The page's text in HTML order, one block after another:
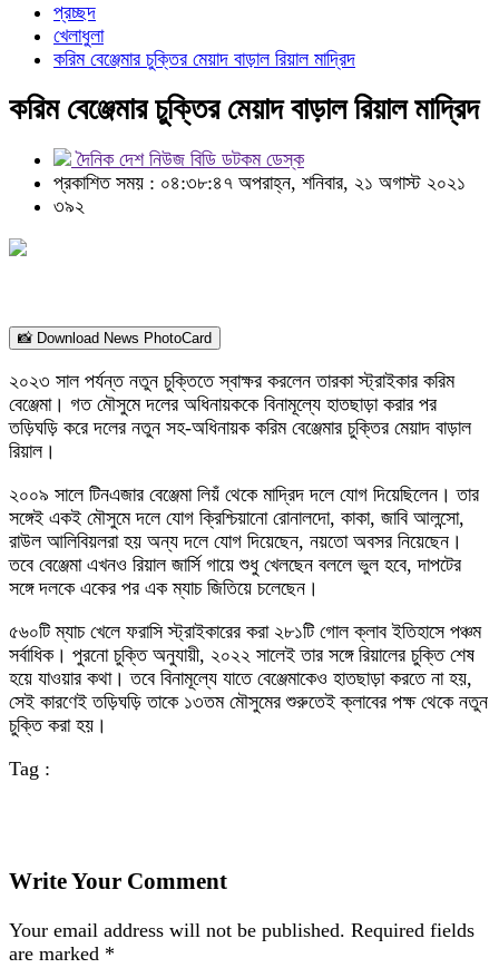
প্রচ্ছদ
খেলাধুলা
করিম বেঞ্জেমার চুক্তির মেয়াদ বাড়াল রিয়াল মাদ্রিদ
করিম বেঞ্জেমার চুক্তির মেয়াদ বাড়াল রিয়াল মাদ্রিদ
দৈনিক দেশ নিউজ বিডি ডটকম ডেস্ক
প্রকাশিত সময় : ০৪:৩৮:৪৭ অপরাহ্ন, শনিবার, ২১ অগাস্ট ২০২১
৩৯২
📸 Download News PhotoCard
২০২৩ সাল পর্যন্ত নতুন চুক্তিতে স্বাক্ষর করলেন তারকা স্ট্রাইকার করিম
বেঞ্জেমা। গত মৌসুমে দলের অধিনায়ককে বিনামূল্যে হাতছাড়া করার পর
তড়িঘড়ি করে দলের নতুন সহ-অধিনায়ক করিম বেঞ্জেমার চুক্তির মেয়াদ বাড়াল
রিয়াল।
২০০৯ সালে টিনএজার বেঞ্জেমা লিয়ঁ থেকে মাদ্রিদ দলে যোগ দিয়েছিলেন। তার
সঙ্গেই একই মৌসুমে দলে যোগ ক্রিশ্চিয়ানো রোনালদো, কাকা, জাবি আলন্সো,
রাউল আলিবিয়লরা হয় অন্য দলে যোগ দিয়েছেন, নয়তো অবসর নিয়েছেন।
তবে বেঞ্জেমা এখনও রিয়াল জার্সি গায়ে শুধু খেলছেন বললে ভুল হবে, দাপটের
সঙ্গে দলকে একের পর এক ম্যাচ জিতিয়ে চলেছেন।
৫৬০টি ম্যাচ খেলে ফরাসি স্ট্রাইকারের করা ২৮১টি গোল ক্লাব ইতিহাসে পঞ্চম
সর্বাধিক। পুরনো চুক্তি অনুযায়ী, ২০২২ সালেই তার সঙ্গে রিয়ালের চুক্তি শেষ
হয়ে যাওয়ার কথা। তবে বিনামূল্যে যাতে বেঞ্জেমাকেও হাতছাড়া করতে না হয়,
সেই কারণেই তড়িঘড়ি তাকে ১৩তম মৌসুমের শুরুতেই ক্লাবের পক্ষ থেকে নতুন
চুক্তি করা হয়।
Tag :
Write Your Comment
Your email address will not be published. Required fields
are marked *